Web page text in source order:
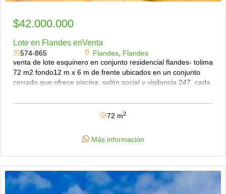
$42.000.000
Lote en Flandes enVenta
574-865 Flandes, Flandes
venta de lote esquinero en conjunto residencial flandes- tolima
72 m2 fondo12 m x 6 m de frente ubicados en un conjunto
cerrado que ofrece piscina, salón social y vigilancia 247. cada
servicio de gas domiciliario ya fue solicitado para todo el
conjunto. el propietario acepta permuta por vehículo hasta por
pisos. excelente oportunidad para construir la casa de tus
72 m2
Más información